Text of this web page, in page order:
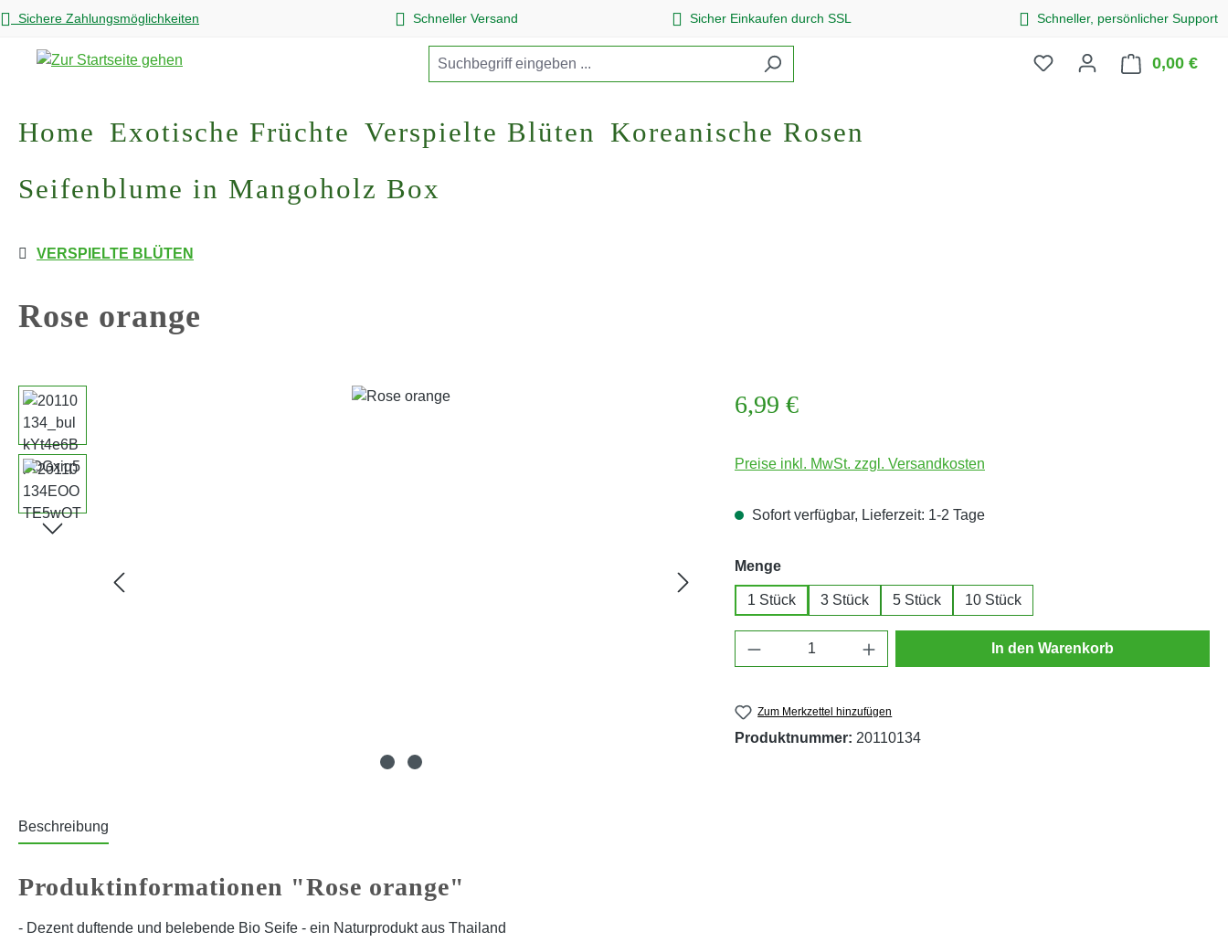
Hauptinhalt springen
Zur Suche springen
Zur Hauptnavigation springen
Sichere Zahlungsmöglichkeiten Schneller Versand Sicher Einkaufen durch SSL Schneller, persönlicher Support
0,00 €
Home Exotische Früchte Verspielte Blüten Koreanische Rosen
Seifenblume in Mangoholz Box
VERSPIELTE BLÜTEN
Rose orange
Bildergalerie überspringen Regulärer Preis:
6,99 €
Preise inkl. MwSt. zzgl. Versandkosten
Sofort verfügbar, Lieferzeit: 1-2 Tage
Mengeauswählen
1 Stück 3 Stück 5 Stück 10 Stück
Produkt Anzahl: Gib den gewünschten Wert ein
In den Warenkorb
Zum Merkzettel hinzufügen
Produktnummer: 20110134
Beschreibung
Produktinformationen "Rose orange"
- Dezent duftende und belebende Bio Seife - ein Naturprodukt aus Thailand